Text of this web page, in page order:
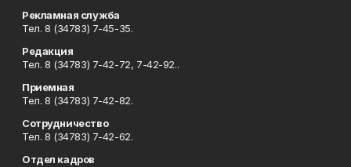
Рекламная служба
Тел. 8 (34783) 7-45-35.
Редакция
Тел. 8 (34783) 7-42-72, 7-42-92..
Приемная
Тел. 8 (34783) 7-42-82.
Сотрудничество
Тел. 8 (34783) 7-42-62.
Отдел кадров